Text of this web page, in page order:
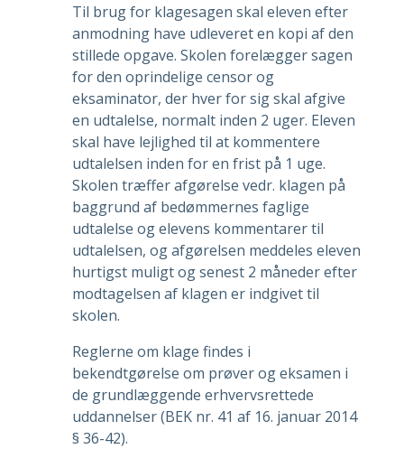
Til brug for klagesagen skal eleven efter
anmodning have udleveret en kopi af den
stillede opgave. Skolen forelægger sagen
for den oprindelige censor og
eksaminator, der hver for sig skal afgive
en udtalelse, normalt inden 2 uger. Eleven
skal have lejlighed til at kommentere
udtalelsen inden for en frist på 1 uge.
Skolen træffer afgørelse vedr. klagen på
baggrund af bedømmernes faglige
udtalelse og elevens kommentarer til
udtalelsen, og afgørelsen meddeles eleven
hurtigst muligt og senest 2 måneder efter
modtagelsen af klagen er indgivet til
skolen.
Reglerne om klage findes i
bekendtgørelse om prøver og eksamen i
de grundlæggende erhvervsrettede
uddannelser (BEK nr. 41 af 16. januar 2014
§ 36-42).